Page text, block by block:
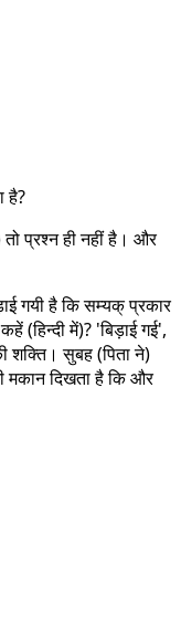
है?
प्रश्न ही नहीं है। और
गयी है कि सम्यक् प्रकार
(हिन्दी में)? 'बिड़ाई गई',
शक्ति। सुबह (पिता ने)
मकान दिखता है कि और